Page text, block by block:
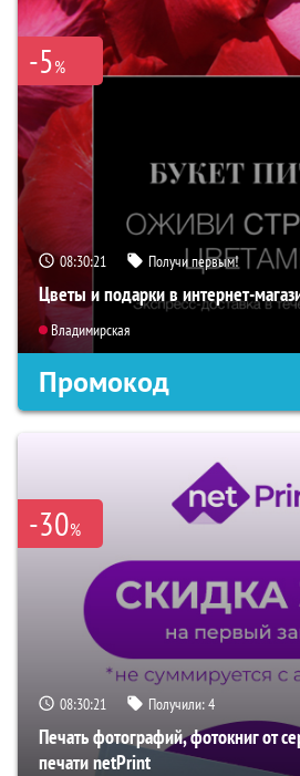
-5%
08:30:20 Получи первым!
Цветы и подарки в интернет-
Владимирская
Промокод
-30%
08:30:20 Получили:4
Печать фотографий, фотокниг от
печати netPrint